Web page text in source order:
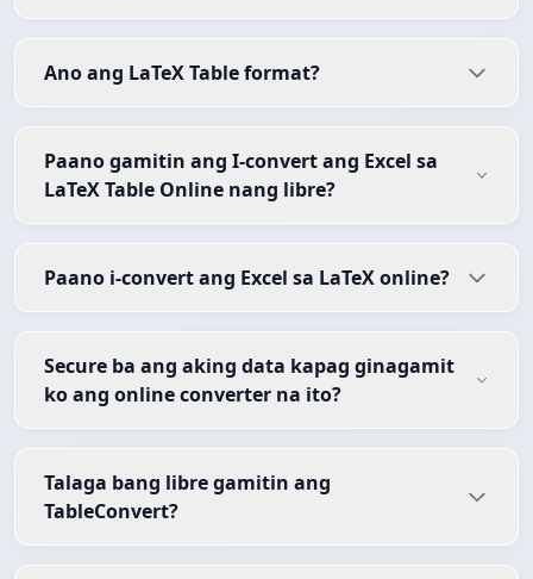
Ano ang LaTeX Table format?
Paano gamitin ang I-convert ang Excel sa
LaTeX Table Online nang libre?
Paano i-convert ang Excel sa LaTeX online?
Secure ba ang aking data kapag ginagamit
ko ang online converter na ito?
Talaga bang libre gamitin ang
TableConvert?